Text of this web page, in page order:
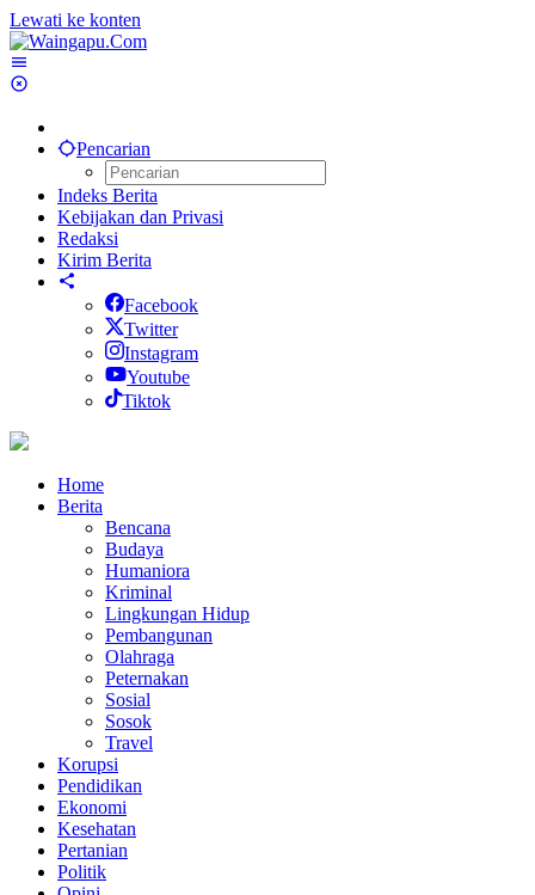
Lewati ke konten
Pencarian
Indeks Berita
Kebijakan dan Privasi
Redaksi
Kirim Berita
Facebook
Twitter
Instagram
Youtube
Tiktok
Home
Berita
Bencana
Budaya
Humaniora
Kriminal
Lingkungan Hidup
Pembangunan
Olahraga
Peternakan
Sosial
Sosok
Travel
Korupsi
Pendidikan
Ekonomi
Kesehatan
Pertanian
Politik